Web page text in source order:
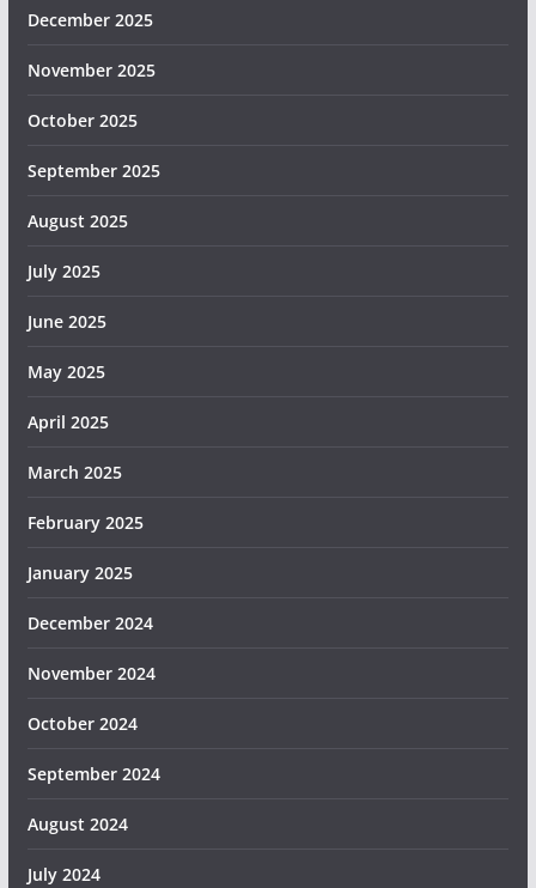
December 2025
November 2025
October 2025
September 2025
August 2025
July 2025
June 2025
May 2025
April 2025
March 2025
February 2025
January 2025
December 2024
November 2024
October 2024
September 2024
August 2024
July 2024